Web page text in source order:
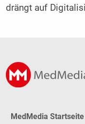
drängt auf
MedMedia Startseite